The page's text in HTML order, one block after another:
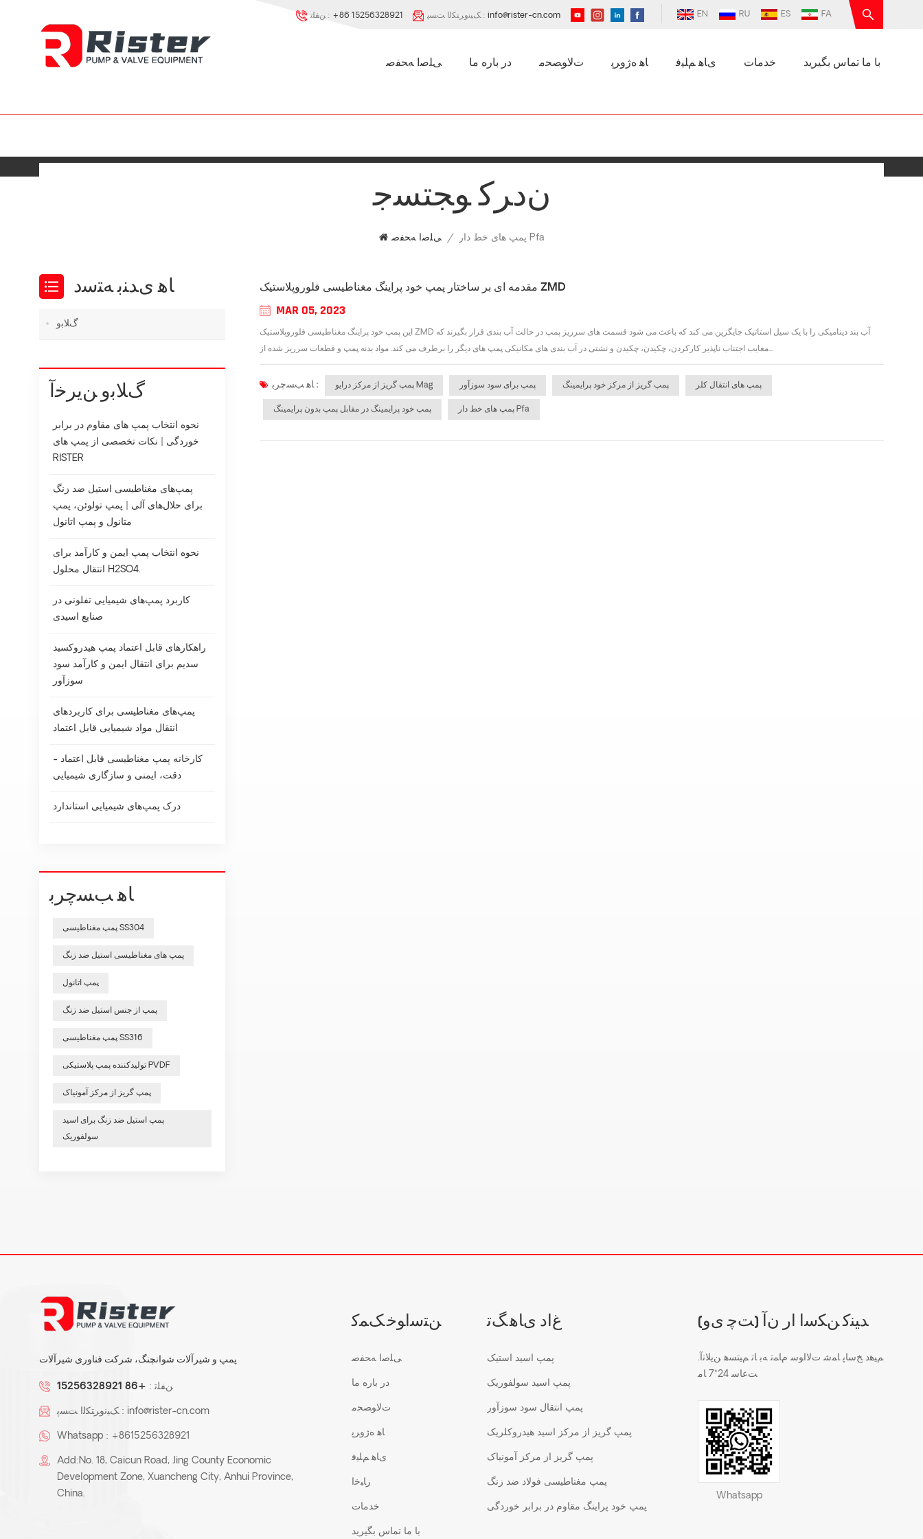
EN RU ES FA ﻦﻔﻠﺗ : +86 15256328921 ﮏﯿﻧﻭﺮﺘﮑﻟﺍ ﺖﺴﭘ : info@rister-cn.com
ﯽﻠﺻﺍ ﻪﺤﻔﺻ در باره ما ﺕﻻ ﻮﺼﺤﻣ ﺎﻫ ﻩﮊﻭﺮﭘ ﯼﺎﻫ ﻢﻠﯿﻓ خدمات با ما تماس بگیرید
ﻥﺩﺮﮐ ﻮﺠﺘﺴﺟ
ﯽﻠﺻﺍ ﻪﺤﻔﺻ / پمپ های خط دار Pfa
مقدمه ای بر ساختار پمپ خود پراینگ مغناطیسی فلوروپلاستیک ZMD
MAR 05, 2023
این پمپ خود پراینگ مغناطیسی فلوروپلاستیک ZMD آب بند دینامیکی را با یک سیل استاتیک جایگزین می کند که باعث می شود قسمت های سرریز پمپ در حالت آب بندی قرار بگیرند که
معایب اجتناب ناپذیر کارکردن، چکیدن، چکیدن و نشتی در آب بندی های مکانیکی پمپ های دیگر را برطرف می کند. مواد بدنه پمپ و قطعات سرریز شده از...
ﺎﻫ ﺐﺴﭼﺮﺑ : پمپ گریز از مرکز درایو Mag پمپ برای سود سوزآور پمپ گریز از مرکز خود پرایمینگ پمپ های انتقال کلر
پمپ خود پرایمینگ در مقابل پمپ بدون پرایمینگ پمپ های خط دار Pfa
ﺎﻫ ﯼﺪﻨﺑ ﻪﺘﺳﺩ
ﮒﻼ ﺑﻭ
ﮒﻼ ﺑﻭ ﻦﯾﺮﺧﺁ
نحوه انتخاب پمپ های مقاوم در برابر
خوردگی | نکات تخصصی از پمپ های
RISTER
پمپ‌های مغناطیسی استیل ضد زنگ
برای حلال‌های آلی | پمپ تولوئن، پمپ
متانول و پمپ اتانول
نحوه انتخاب پمپ ایمن و کارآمد برای
انتقال محلول H2SO4.
کاربرد پمپ‌های شیمیایی تفلونی در
صنایع اسیدی
راهکارهای قابل اعتماد پمپ هیدروکسید
سدیم برای انتقال ایمن و کارآمد سود
سوزآور
پمپ‌های مغناطیسی برای کاربردهای
انتقال مواد شیمیایی قابل اعتماد
کارخانه پمپ مغناطیسی قابل اعتماد -
دقت، ایمنی و سازگاری شیمیایی
درک پمپ‌های شیمیایی استاندارد
ﺎﻫ ﺐﺴﭼﺮﺑ
پمپ مغناطیسی SS304
پمپ های مغناطیسی استیل ضد زنگ
پمپ اتانول
پمپ از جنس استیل ضد زنگ
پمپ مغناطیسی SS316
تولیدکننده پمپ پلاستیکی PVDF
پمپ گریز از مرکز آمونیاک
پمپ استیل ضد زنگ برای اسید
سولفوریک
پمپ و شیرآلات شوانچنگ، شرکت فناوری شیرآلات
ﻦﻔﻠﺗ : +86 15256328921
ﮏﯿﻧﻭﺮﺘﮑﻟﺍ ﺖﺴﭘ : info@rister-cn.com
Whatsapp : +8615256328921
Add:No. 18, Caicun Road, Jing County Economic
Development Zone, Xuancheng City, Anhui Province,
China.
ﻦﺘﺳﺍﻮﺧ ﮏﻤﮐ
ﯽﻠﺻﺍ ﻪﺤﻔﺻ
در باره ما
ﺕﻻ ﻮﺼﺤﻣ
ﺎﻫ ﻩﮊﻭﺮﭘ
ﯼﺎﻫ ﻢﻠﯿﻓ
ﺭﺎﺒﺧﺍ
خدمات
با ما تماس بگیرید
ﻍﺍﺩ ﯼﺎﻫ ﮓﺗ
پمپ اسید استیک
پمپ اسید سولفوریک
پمپ انتقال سود سوزآور
پمپ گریز از مرکز اسید هیدروکلریک
پمپ گریز از مرکز آمونیاک
پمپ مغناطیسی فولاد ضد زنگ
پمپ خود پراینگ مقاوم در برابر خوردگی
(ﺖﭼ ﯼﻭ) ﺪﯿﻨﮐ ﻦﮑﺳﺍ ﺍﺭ ﻥﺁ
.ﻢﯿﻫﺩ ﺦﺳﺎﭘ ﺎﻤﺷ ﺕﻻ ﺍﻮﺳ ﻡﺎﻤﺗ ﻪﺑ ﺎﺗ ﻢﯿﺘﺴﻫ ﻦﯾﻼ ﻧﺁ
ﺖﻋﺎﺳ 24*7 ﺎﻣ
Whatsapp